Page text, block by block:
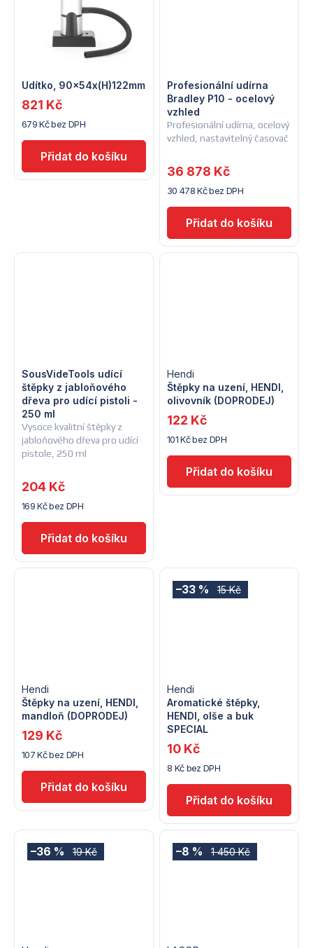
Udítko, 90x54x(H)122mm
679 Kč bez DPH
821 Kč
Profesionální udírna, ocelový
vzhled, nastavitelný časovač
Profesionální udírna
Bradley P10 - ocelový
vzhled
30 478 Kč bez DPH
36 878 Kč
Vysoce kvalitní štěpky z
jabloňového dřeva pro udící
pistole, 250 ml
SousVideTools udící
štěpky z jabloňového
dřeva pro udící pistoli -
250 ml
169 Kč bez DPH
204 Kč
Štěpky na uzení, HENDI,
olivovník (DOPRODEJ)
Hendi
101 Kč bez DPH
122 Kč
Štěpky na uzení, HENDI,
mandloň (DOPRODEJ)
Hendi
107 Kč bez DPH
129 Kč
15 Kč
–33 %
Aromatické štěpky,
HENDI, olše a buk
SPECIAL
Hendi
8 Kč bez DPH
10 Kč
19 Kč
–36 % 1 450 Kč
–8 %